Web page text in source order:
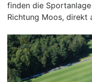
finden die
Richtung Moos, direkt